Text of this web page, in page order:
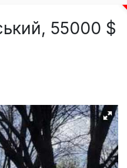
55000 $